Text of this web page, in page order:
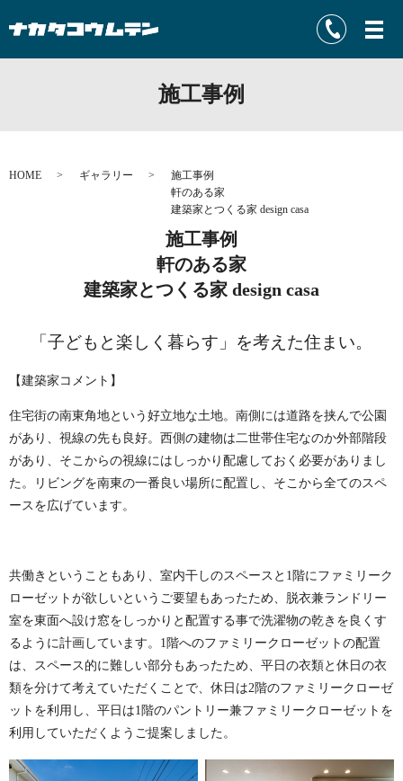
施工事例
HOME ギャラリー
施工事例
軒のある家
建築家とつくる家 design casa
施工事例
軒のある家
建築家とつくる家 design casa
「子どもと楽しく暮らす」を考えた住まい。
【建築家コメント】
住宅街の南東角地という好立地な土地。南側には道路を挟んで公園
があり、視線の先も良好。西側の建物は二世帯住宅なのか外部階段
があり、そこからの視線にはしっかり配慮しておく必要がありまし
た。リビングを南東の一番良い場所に配置し、そこから全てのスペ
ースを広げています。
共働きということもあり、室内干しのスペースと1階にファミリーク
ローゼットが欲しいというご要望もあったため、脱衣兼ランドリー
室を東面へ設け窓をしっかりと配置する事で洗濯物の乾きを良くす
るように計画しています。1階へのファミリークローゼットの配置
は、スペース的に難しい部分もあったため、平日の衣類と休日の衣
類を分けて考えていただくことで、休日は2階のファミリークローゼ
ットを利用し、平日は1階のパントリー兼ファミリークローゼットを
利用していただくようご提案しました。